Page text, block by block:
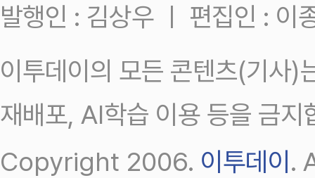
발행인 : 김상우 ㅣ 편집인 : 이
이투데이의 모든 콘텐츠(기사)
재배포, AI학습 이용 등을 금지
Copyright 2006. 이투데이.